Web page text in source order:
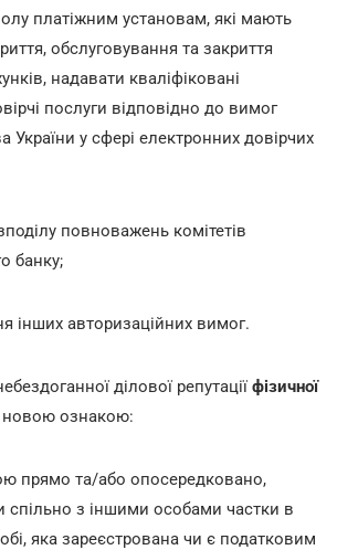
платіжним установам, які мають
обслуговування та закриття
надавати кваліфіковані
послуги відповідно до вимог
України у сфері електронних довірчих
повноважень комітетів
банку;
інших авторизаційних вимог.
ділової репутації фізичної
ознакою:
прямо та/або опосередковано,
спільно з іншими особами частки в
яка зареєстрована чи є податковим